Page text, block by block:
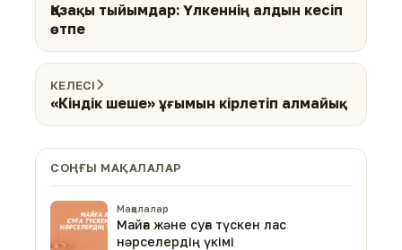
Қазақы тыйымдар: Үлкеннің алдын кесіп
өтпе
КЕЛЕСІ
«Кіндік шеше» ұғымын кірлетіп алмайық
СОҢҒЫ МАҚАЛАЛАР
Мақалалар
Майға және суға түскен лас
нәрселердің үкімі